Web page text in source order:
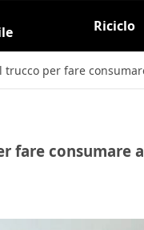
Riciclo
trucco per fare
fare